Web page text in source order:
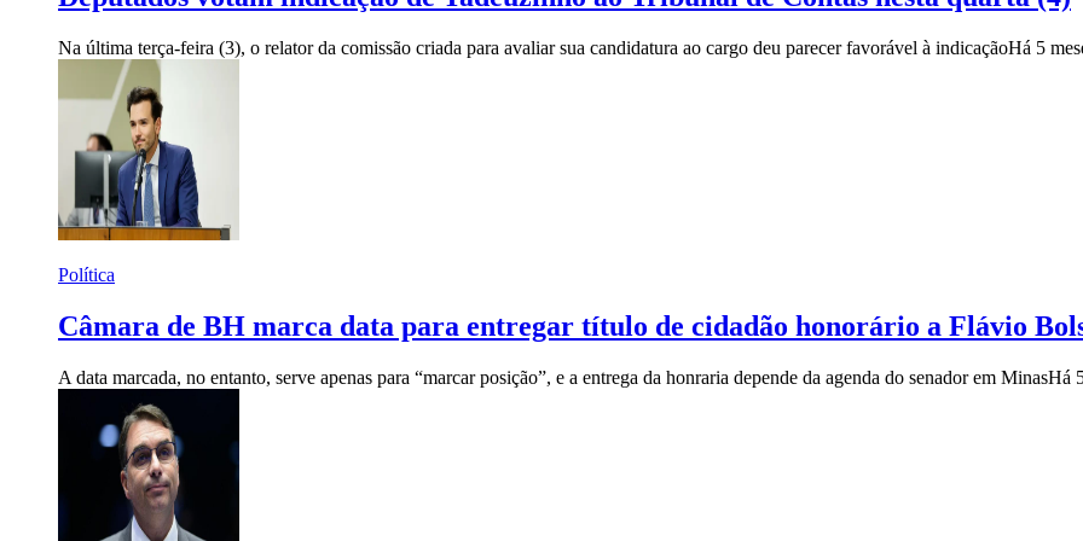
Na última terça-feira (3), o relator da comissão criada para avaliar sua candidatura ao cargo deu parecer favorável à indicaçãoHá 5
Política
Câmara de BH marca data para entregar título de cidadão honorário a Flávio
A data marcada, no entanto, serve apenas para “marcar posição”, e a entrega da honraria depende da agenda do senador em MinasHá